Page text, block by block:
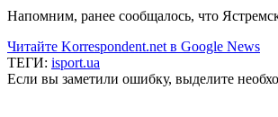
Напомним, ранее сообщалось, что
Читайте Korrespondent.net в Google News
ТЕГИ: isport.ua
Если вы заметили ошибку, выделите